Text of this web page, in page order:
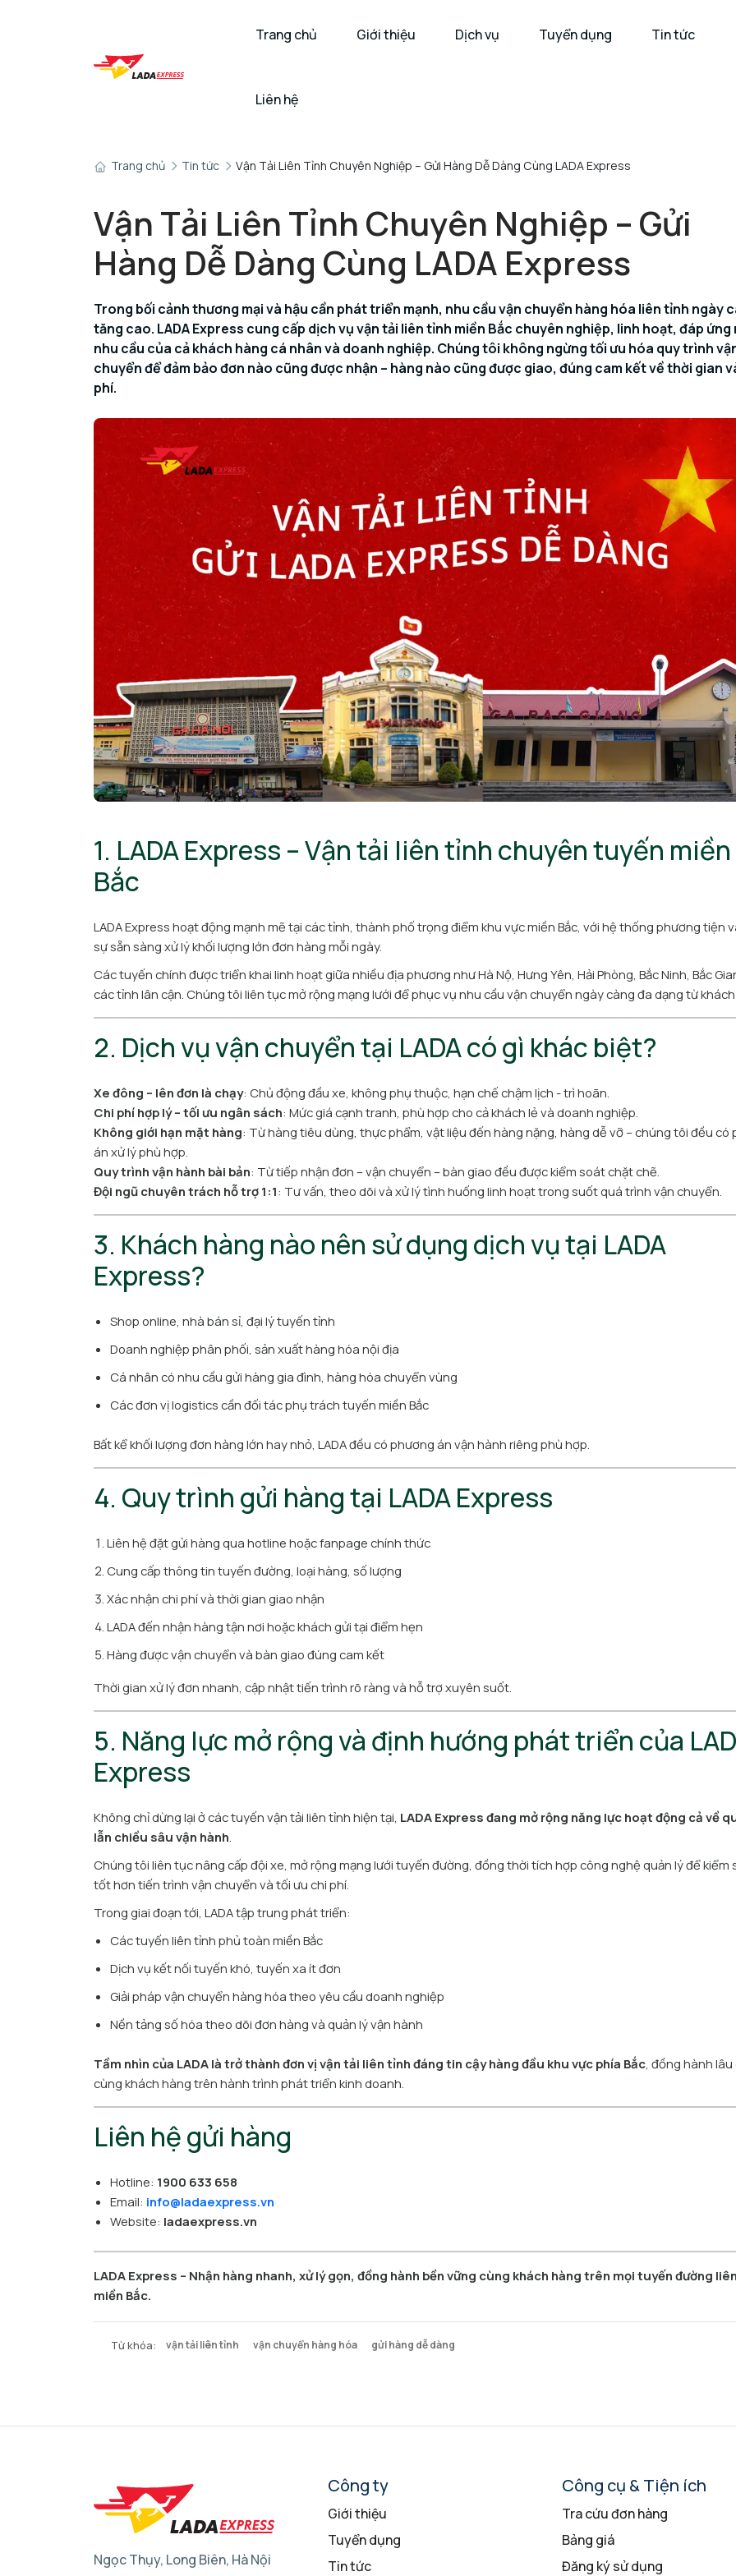
Trang chủ Giới thiệu Dịch vụ Tuyển dụng Tin tức
Liên hệ
Trang chủ Tin tức Vận Tải Liên Tỉnh Chuyên Nghiệp – Gửi Hàng Dễ Dàng Cùng LADA Express
Vận Tải Liên Tỉnh Chuyên Nghiệp – Gửi
Hàng Dễ Dàng Cùng LADA Express
Trong bối cảnh thương mại và hậu cần phát triển mạnh, nhu cầu vận chuyển hàng hóa liên tỉnh ngày
tăng cao. LADA Express cung cấp dịch vụ vận tải liên tỉnh miền Bắc chuyên nghiệp, linh hoạt, đáp ứng
nhu cầu của cả khách hàng cá nhân và doanh nghiệp. Chúng tôi không ngừng tối ưu hóa quy trình
chuyển để đảm bảo đơn nào cũng được nhận – hàng nào cũng được giao, đúng cam kết về thời gian
phí.
1. LADA Express – Vận tải liên tỉnh chuyên tuyến miền
Bắc
LADA Express hoạt động mạnh mẽ tại các tỉnh, thành phố trọng điểm khu vực miền Bắc, với hệ thống phương tiện
sự sẵn sàng xử lý khối lượng lớn đơn hàng mỗi ngày.
Các tuyến chính được triển khai linh hoạt giữa nhiều địa phương như Hà Nộ, Hưng Yên, Hải Phòng, Bắc Ninh, Bắc
các tỉnh lân cận. Chúng tôi liên tục mở rộng mạng lưới để phục vụ nhu cầu vận chuyển ngày càng đa dạng từ
2. Dịch vụ vận chuyển tại LADA có gì khác biệt?
Xe đông – lên đơn là chạy: Chủ động đầu xe, không phụ thuộc, hạn chế chậm lịch - trì hoãn.
Chi phí hợp lý – tối ưu ngân sách: Mức giá cạnh tranh, phù hợp cho cả khách lẻ và doanh nghiệp.
Không giới hạn mặt hàng: Từ hàng tiêu dùng, thực phẩm, vật liệu đến hàng nặng, hàng dễ vỡ – chúng tôi đều có
án xử lý phù hợp.
Quy trình vận hành bài bản: Từ tiếp nhận đơn – vận chuyển – bàn giao đều được kiểm soát chặt chẽ.
Đội ngũ chuyên trách hỗ trợ 1:1: Tư vấn, theo dõi và xử lý tình huống linh hoạt trong suốt quá trình vận chuyển.
3. Khách hàng nào nên sử dụng dịch vụ tại LADA
Express?
Shop online, nhà bán sỉ, đại lý tuyến tỉnh
Doanh nghiệp phân phối, sản xuất hàng hóa nội địa
Cá nhân có nhu cầu gửi hàng gia đình, hàng hóa chuyển vùng
Các đơn vị logistics cần đối tác phụ trách tuyến miền Bắc
Bất kể khối lượng đơn hàng lớn hay nhỏ, LADA đều có phương án vận hành riêng phù hợp.
4. Quy trình gửi hàng tại LADA Express
Liên hệ đặt gửi hàng qua hotline hoặc fanpage chính thức
Cung cấp thông tin tuyến đường, loại hàng, số lượng
Xác nhận chi phí và thời gian giao nhận
LADA đến nhận hàng tận nơi hoặc khách gửi tại điểm hẹn
Hàng được vận chuyển và bàn giao đúng cam kết
Thời gian xử lý đơn nhanh, cập nhật tiến trình rõ ràng và hỗ trợ xuyên suốt.
5. Năng lực mở rộng và định hướng phát triển của
Express
Không chỉ dừng lại ở các tuyến vận tải liên tỉnh hiện tại, LADA Express đang mở rộng năng lực hoạt động cả về
lẫn chiều sâu vận hành.
Chúng tôi liên tục nâng cấp đội xe, mở rộng mạng lưới tuyến đường, đồng thời tích hợp công nghệ quản lý để kiểm
tốt hơn tiến trình vận chuyển và tối ưu chi phí.
Trong giai đoạn tới, LADA tập trung phát triển:
Các tuyến liên tỉnh phủ toàn miền Bắc
Dịch vụ kết nối tuyến khó, tuyến xa ít đơn
Giải pháp vận chuyển hàng hóa theo yêu cầu doanh nghiệp
Nền tảng số hóa theo dõi đơn hàng và quản lý vận hành
Tầm nhìn của LADA là trở thành đơn vị vận tải liên tỉnh đáng tin cậy hàng đầu khu vực phía Bắc, đồng hành lâu
cùng khách hàng trên hành trình phát triển kinh doanh.
Liên hệ gửi hàng
Hotline: 1900 633 658
Email: info@ladaexpress.vn
Website: ladaexpress.vn
LADA Express – Nhận hàng nhanh, xử lý gọn, đồng hành bền vững cùng khách hàng trên mọi tuyến đường
miền Bắc.
Từ khóa: vận tải liên tỉnh vận chuyển hàng hóa gửi hàng dễ dàng
Ngọc Thụy, Long Biên, Hà Nội
Công ty
Giới thiệu
Tuyển dụng
Tin tức
Công cụ & Tiện ích
Tra cứu đơn hàng
Bảng giá
Đăng ký sử dụng